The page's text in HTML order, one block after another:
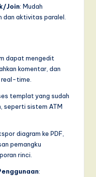
Join: Mudah
dan aktivitas paralel.
dapat mengedit
komentar, dan
time.
templat yang sudah
seperti sistem ATM
diagram ke PDF,
pemangku
rinci.
: